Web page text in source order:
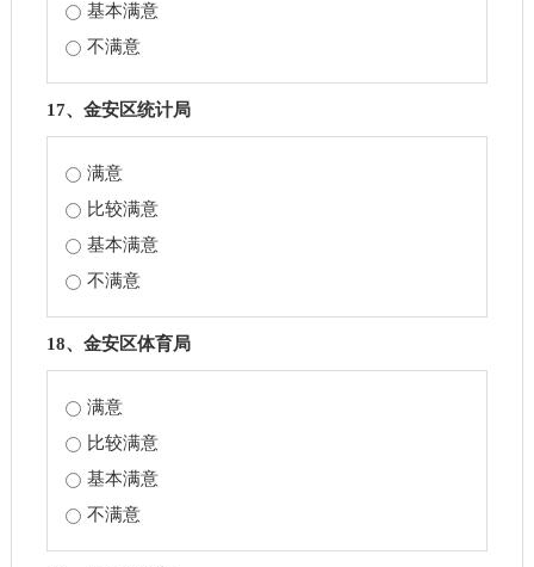
基本满意
不满意
17、金安区统计局
满意
比较满意
基本满意
不满意
18、金安区体育局
满意
比较满意
基本满意
不满意